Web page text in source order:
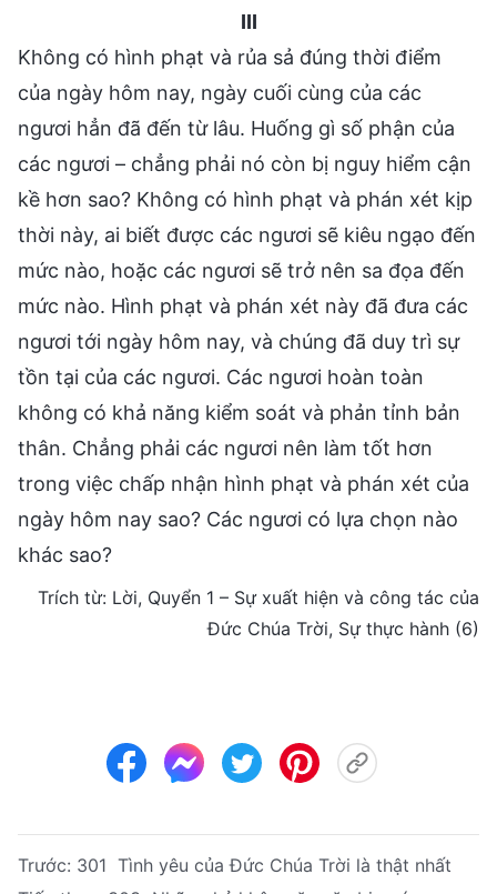
III
Không có hình phạt và rủa sả đúng thời điểm
của ngày hôm nay, ngày cuối cùng của các
ngươi hẳn đã đến từ lâu. Huống gì số phận của
các ngươi – chẳng phải nó còn bị nguy hiểm cận
kề hơn sao? Không có hình phạt và phán xét kịp
thời này, ai biết được các ngươi sẽ kiêu ngạo đến
mức nào, hoặc các ngươi sẽ trở nên sa đọa đến
mức nào. Hình phạt và phán xét này đã đưa các
ngươi tới ngày hôm nay, và chúng đã duy trì sự
tồn tại của các ngươi. Các ngươi hoàn toàn
không có khả năng kiểm soát và phản tỉnh bản
thân. Chẳng phải các ngươi nên làm tốt hơn
trong việc chấp nhận hình phạt và phán xét của
ngày hôm nay sao? Các ngươi có lựa chọn nào
khác sao?
Trích từ: Lời, Quyển 1 – Sự xuất hiện và công tác của
Đức Chúa Trời, Sự thực hành (6)
Trước: 301 Tình yêu của Đức Chúa Trời là thật nhất